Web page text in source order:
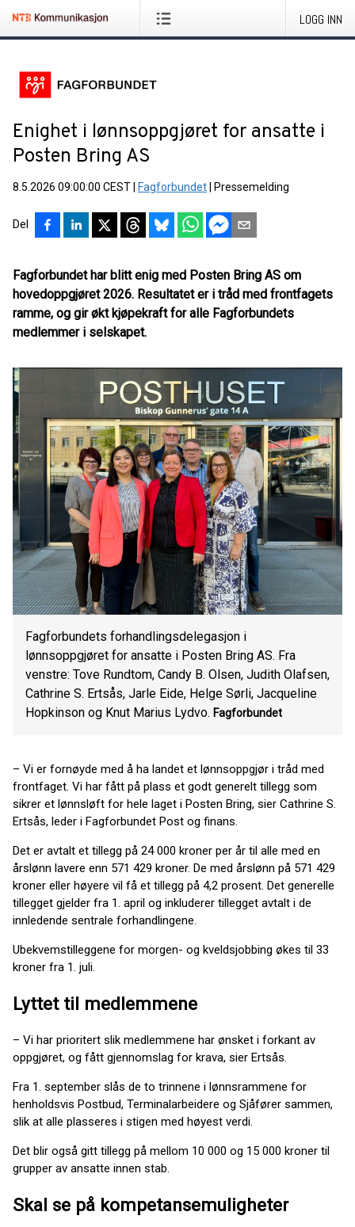
LOGG INN
Enighet i lønnsoppgjøret for ansatte i
Posten Bring AS
8.5.2026 09:00:00 CEST Fagforbundet Pressemelding
Del
Fagforbundet har blitt enig med Posten Bring AS om
hovedoppgjøret 2026. Resultatet er i tråd med frontfagets
ramme, og gir økt kjøpekraft for alle Fagforbundets
medlemmer i selskapet.
Fagforbundets forhandlingsdelegasjon i
lønnsoppgjøret for ansatte i Posten Bring AS. Fra
venstre: Tove Rundtom, Candy B. Olsen, Judith Olafsen,
Cathrine S. Ertsås, Jarle Eide, Helge Sørli, Jacqueline
Hopkinson og Knut Marius Lydvo. Fagforbundet
– Vi er fornøyde med å ha landet et lønnsoppgjør i tråd med
frontfaget. Vi har fått på plass et godt generelt tillegg som
sikrer et lønnsløft for hele laget i Posten Bring, sier Cathrine S.
Ertsås, leder i Fagforbundet Post og finans.
Det er avtalt et tillegg på 24 000 kroner per år til alle med en
årslønn lavere enn 571 429 kroner. De med årslønn på 571 429
kroner eller høyere vil få et tillegg på 4,2 prosent. Det generelle
tillegget gjelder fra 1. april og inkluderer tillegget avtalt i de
innledende sentrale forhandlingene.
Ubekvemstilleggene for morgen- og kveldsjobbing økes til 33
kroner fra 1. juli.
Lyttet til medlemmene
– Vi har prioritert slik medlemmene har ønsket i forkant av
oppgjøret, og fått gjennomslag for krava, sier Ertsås.
Fra 1. september slås de to trinnene i lønnsrammene for
henholdsvis Postbud, Terminalarbeidere og Sjåfører sammen,
slik at alle plasseres i stigen med høyest verdi.
Det blir også gitt tillegg på mellom 10 000 og 15 000 kroner til
grupper av ansatte innen stab.
Skal se på kompetansemuligheter